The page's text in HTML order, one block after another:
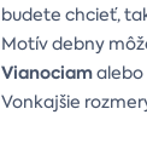
budete chcieť,
Motív debny
Vianociamalebo
Vonkajšie